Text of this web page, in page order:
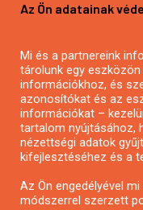
Mezőgazdasági
Pályázatírás civil
Pályázatírás
Pályázatfigyelés
Specifikus
Az Ön adatainak
Mi és a partnereink
tárolunk egy
információkhoz, és
azonosítókat és az
információkat –
tartalom nyújtásához,
nézettségi adatok
kifejlesztéséhez és a
Az Ön engedélyével
módszerrel szerzett